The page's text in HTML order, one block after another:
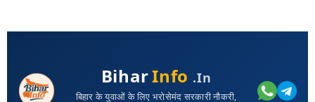
BiharInfo .in
बिहार के युवाओं के लिए भरोसेमंद सरकारी नौकरी,